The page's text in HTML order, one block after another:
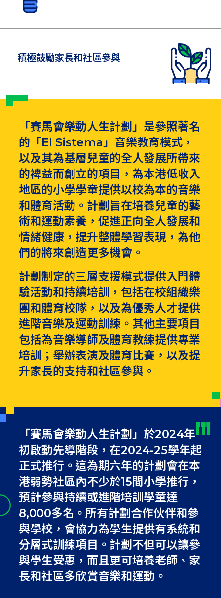
積極鼓勵家長和社區參與
「賽馬會樂動人生計劃」是參照著名
的「El Sistema」音樂教育模式，
以及其為基層兒童的全人發展所帶來
的裨益而創立的項目，為本港低收入
地區的小學學童提供以校為本的音樂
和體育活動。計劃旨在培養兒童的藝
術和運動素養，促進正向全人發展和
情緒健康，提升整體學習表現，為他
們的將來創造更多機會。
計劃制定的三層支援模式提供入門體
驗活動和持續培訓，包括在校組織樂
團和體育校隊，以及為優秀人才提供
進階音樂及運動訓練。其他主要項目
包括為音樂導師及體育教練提供專業
培訓；舉辦表演及體育比賽，以及提
升家長的支持和社區參與。
「賽馬會樂動人生計劃」於2024年
初啟動先導階段，在2024-25學年起
正式推行。這為期六年的計劃會在本
港弱勢社區內不少於15間小學推行，
預計參與持續或進階培訓學童達
8,000多名。所有計劃合作伙伴和參
與學校，會協力為學生提供有系統和
分層式訓練項目。計劃不但可以讓參
與學生受惠，而且更可培養老師、家
長和社區多欣賞音樂和運動。